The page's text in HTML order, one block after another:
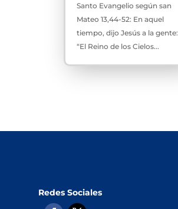
Santo Evangelio según san
Mateo 13,44-52: En aquel
tiempo, dijo Jesús a la gente:
“El Reino de los Cielos...
Redes Sociales